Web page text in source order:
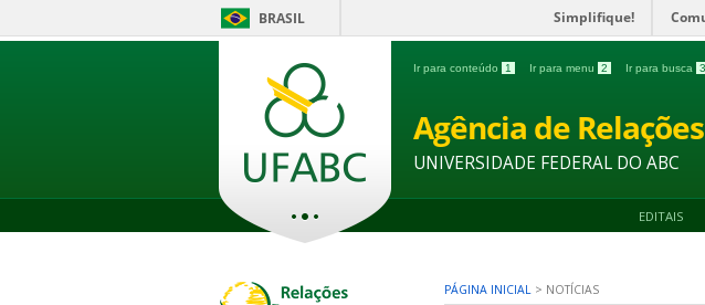
BRASIL Simplifique!
Ir para conteúdo 1 Ir para menu 2 Ir para busca 3
Agência de
UNIVERSIDADE FEDERAL DO ABC
EDITAIS
PÁGINA INICIAL > NOTÍCIAS